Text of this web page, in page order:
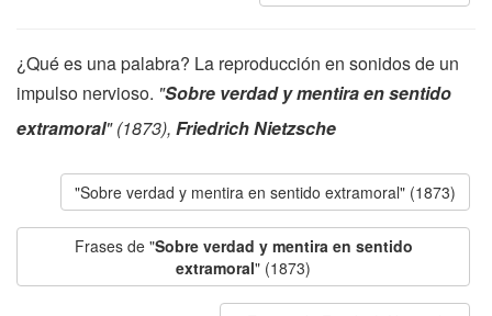
¿Qué es una palabra? La reproducción en sonidos de un
impulso nervioso. "Sobre verdad y mentira en sentido
extramoral" (1873), Friedrich Nietzsche
"Sobre verdad y mentira en sentido extramoral" (1873)
Frases de "Sobre verdad y mentira en sentido
extramoral" (1873)